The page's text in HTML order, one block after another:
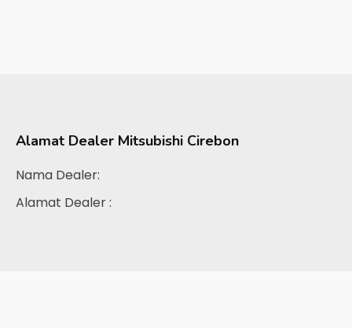
Alamat Dealer Mitsubishi Cirebon
Nama Dealer:
Alamat Dealer :